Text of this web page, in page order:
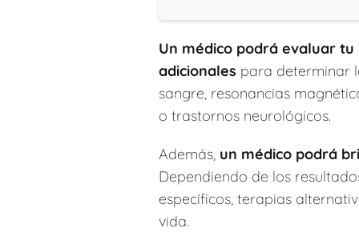
Un médico podrá evaluar
adicionales para determinar
sangre, resonancias
o trastornos neurológicos.
Además, un médico podrá
Dependiendo de los
específicos, terapias
vida.